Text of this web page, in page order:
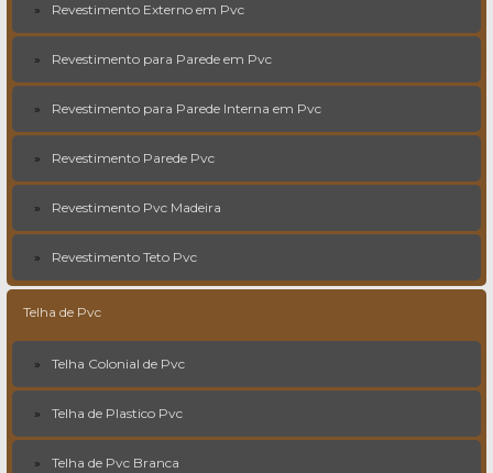
Revestimento Externo em Pvc
Revestimento para Parede em Pvc
Revestimento para Parede Interna em Pvc
Revestimento Parede Pvc
Revestimento Pvc Madeira
Revestimento Teto Pvc
Telha de Pvc
Telha Colonial de Pvc
Telha de Plastico Pvc
Telha de Pvc Branca